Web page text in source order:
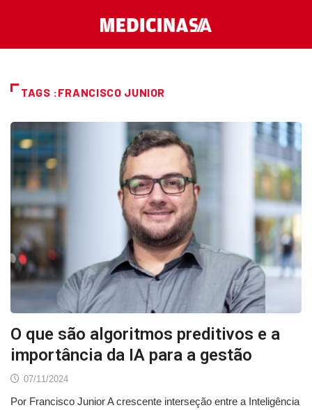
TAGS :FRANCISCO JUNIOR
O que são algoritmos preditivos e a
importância da IA para a gestão
07/11/2024
Por Francisco Junior A crescente interseção entre a Inteligência